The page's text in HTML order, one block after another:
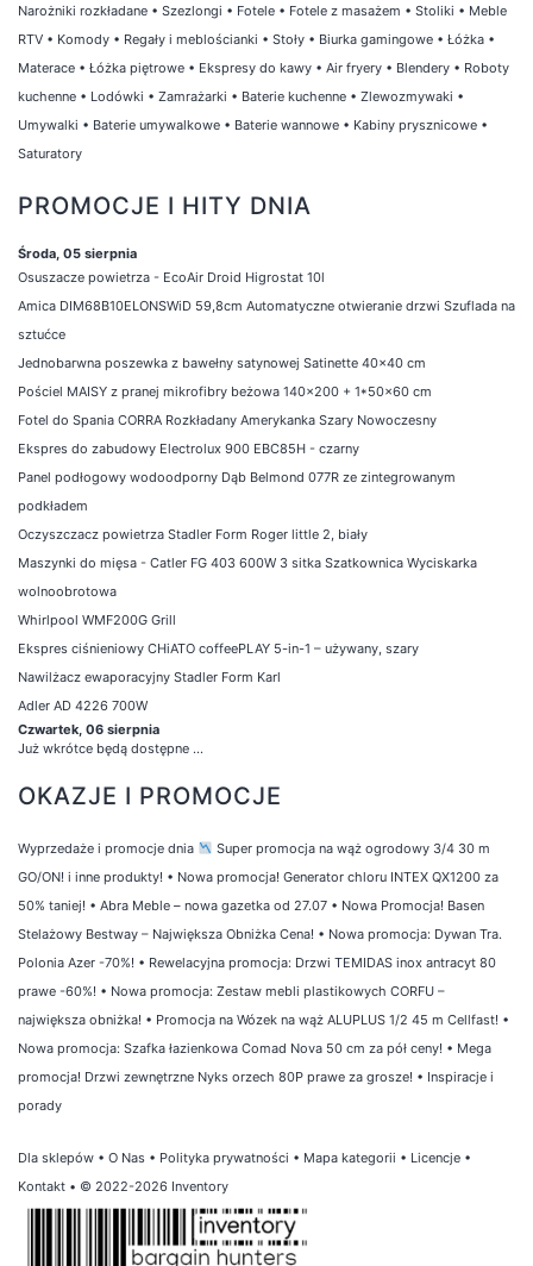
Narożniki rozkładane • Szezlongi • Fotele • Fotele z masażem • Stoliki • Meble
RTV • Komody • Regały i meblościanki • Stoły • Biurka gamingowe • Łóżka •
Materace • Łóżka piętrowe • Ekspresy do kawy • Air fryery • Blendery • Roboty
kuchenne • Lodówki • Zamrażarki • Baterie kuchenne • Zlewozmywaki •
Umywalki • Baterie umywalkowe • Baterie wannowe • Kabiny prysznicowe •
Saturatory
PROMOCJE I HITY DNIA
Środa, 05 sierpnia
Osuszacze powietrza - EcoAir Droid Higrostat 10l
Amica DIM68B10ELONSWiD 59,8cm Automatyczne otwieranie drzwi Szuflada na
sztućce
Jednobarwna poszewka z bawełny satynowej Satinette 40x40 cm
Pościel MAISY z pranej mikrofibry beżowa 140x200 + 1*50x60 cm
Fotel do Spania CORRA Rozkładany Amerykanka Szary Nowoczesny
Ekspres do zabudowy Electrolux 900 EBC85H - czarny
Panel podłogowy wodoodporny Dąb Belmond 077R ze zintegrowanym
podkładem
Oczyszczacz powietrza Stadler Form Roger little 2, biały
Maszynki do mięsa - Catler FG 403 600W 3 sitka Szatkownica Wyciskarka
wolnoobrotowa
Whirlpool WMF200G Grill
Ekspres ciśnieniowy CHiATO coffeePLAY 5-in-1 – używany, szary
Nawilżacz ewaporacyjny Stadler Form Karl
Adler AD 4226 700W
Czwartek, 06 sierpnia
Już wkrótce będą dostępne ...
OKAZJE I PROMOCJE
Wyprzedaże i promocje dnia
Super promocja na wąż ogrodowy 3/4 30 m
GO/ON! i inne produkty! • Nowa promocja! Generator chloru INTEX QX1200 za
50% taniej! • Abra Meble – nowa gazetka od 27.07 • Nowa Promocja! Basen
Stelażowy Bestway – Największa Obniżka Cena! • Nowa promocja: Dywan Tra.
Polonia Azer -70%! • Rewelacyjna promocja: Drzwi TEMIDAS inox antracyt 80
prawe -60%! • Nowa promocja: Zestaw mebli plastikowych CORFU –
największa obniżka! • Promocja na Wózek na wąż ALUPLUS 1/2 45 m Cellfast! •
Nowa promocja: Szafka łazienkowa Comad Nova 50 cm za pół ceny! • Mega
promocja! Drzwi zewnętrzne Nyks orzech 80P prawe za grosze! • Inspiracje i
porady
Dla sklepów • O Nas • Polityka prywatności • Mapa kategorii • Licencje •
Kontakt • © 2022-2026 Inventory